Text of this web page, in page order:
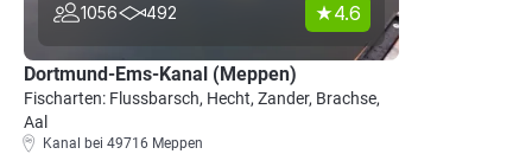
1056 492 4.6
Dortmund-Ems-Kanal (Meppen)
Fischarten: Flussbarsch, Hecht, Zander, Brachse,
Aal
Kanal bei 49716 Meppen